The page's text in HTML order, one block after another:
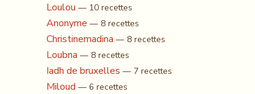
Loulou — 10 recettes
Anonyme — 8 recettes
Christinemadina — 8 recettes
Loubna — 8 recettes
Iadh de bruxelles — 7 recettes
Miloud — 6 recettes